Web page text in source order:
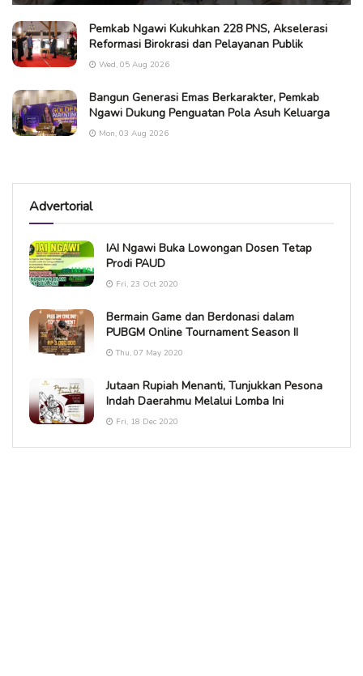
Pemkab Ngawi Kukuhkan 228 PNS, Akselerasi
Reformasi Birokrasi dan Pelayanan Publik
Wed, 05 Aug 2026
Bangun Generasi Emas Berkarakter, Pemkab
Ngawi Dukung Penguatan Pola Asuh Keluarga
Mon, 03 Aug 2026
Advertorial
IAI Ngawi Buka Lowongan Dosen Tetap
Prodi PAUD
Fri, 23 Oct 2020
Bermain Game dan Berdonasi dalam
PUBGM Online Tournament Season II
Thu, 07 May 2020
Jutaan Rupiah Menanti, Tunjukkan Pesona
Indah Daerahmu Melalui Lomba Ini
Fri, 18 Dec 2020